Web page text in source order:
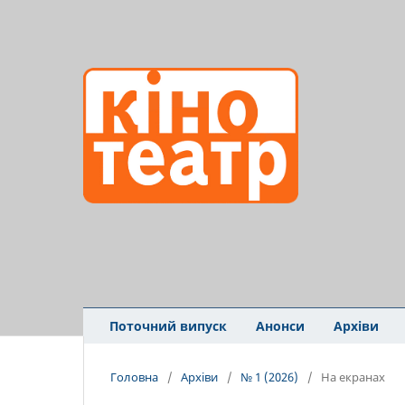
Поточний випуск Анонси Архіви
Головна / Архіви / № 1 (2026) / На екранах